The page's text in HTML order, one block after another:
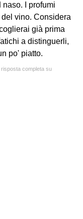
I profumi
vino. Considera
già prima
a distinguerli,
po' piatto.
completa su